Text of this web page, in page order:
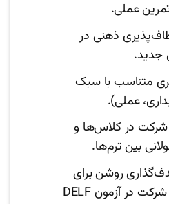
تمرین عملی.
ذهنی در
جدید.
متناسب با سبک
عملی).
در کلاس‌ها و
بین ترم‌ها.
روشن برای
گرفتن مدرک A2 یا شرکت در آزمون DELF